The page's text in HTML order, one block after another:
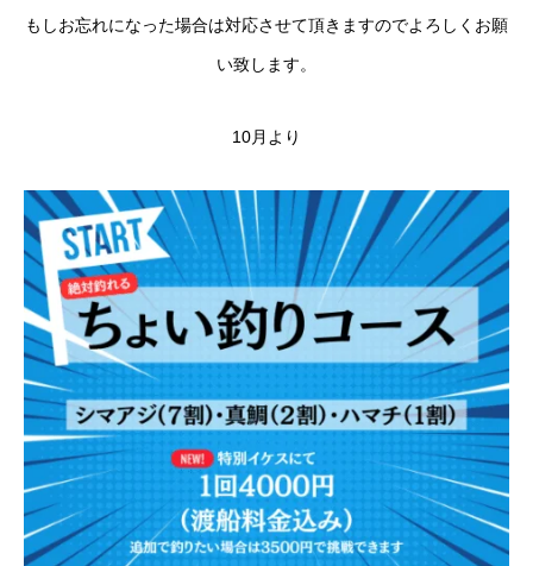
もしお忘れになった場合は対応させて頂きますのでよろしくお願
い致します。
10月より